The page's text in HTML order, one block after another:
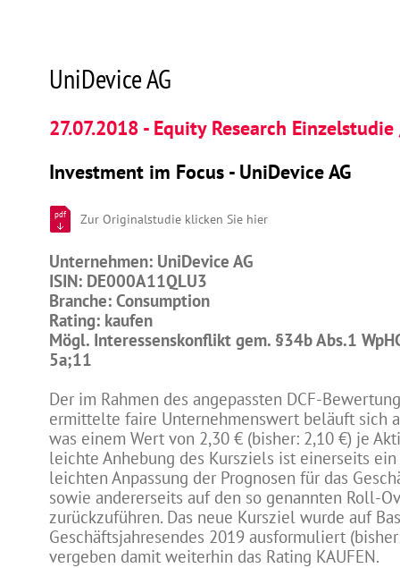
UniDevice AG
27.07.2018 - Equity Research
Investment im Focus - UniDevice AG
pdf Zur Originalstudie klicken Sie hier
Unternehmen: UniDevice AG
ISIN: DE000A11QLU3
Branche: Consumption
Rating: kaufen
Mögl. Interessenskonflikt gem. §34b Abs.1
5a;11
Der im Rahmen des angepassten DCF-
ermittelte faire Unternehmenswert beläuft sich
was einem Wert von 2,30 € (bisher: 2,10 €) je
leichte Anhebung des Kursziels ist einerseits
leichten Anpassung der Prognosen für das
sowie andererseits auf den so genannten Roll-
zurückzuführen. Das neue Kursziel wurde auf
Geschäftsjahresendes 2019 ausformuliert
vergeben damit weiterhin das Rating KAUFEN.